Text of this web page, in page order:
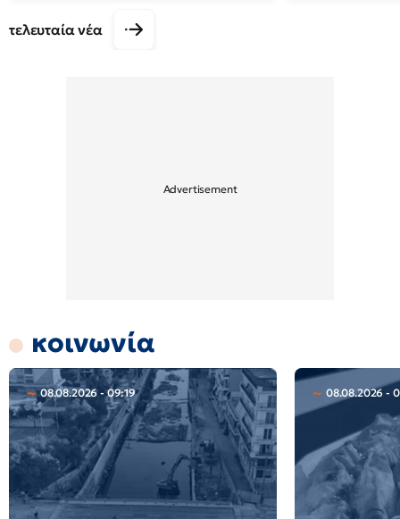
τελευταία νέα
κοινωνία
08.08.2026 - 09:19 08.08.2026 -